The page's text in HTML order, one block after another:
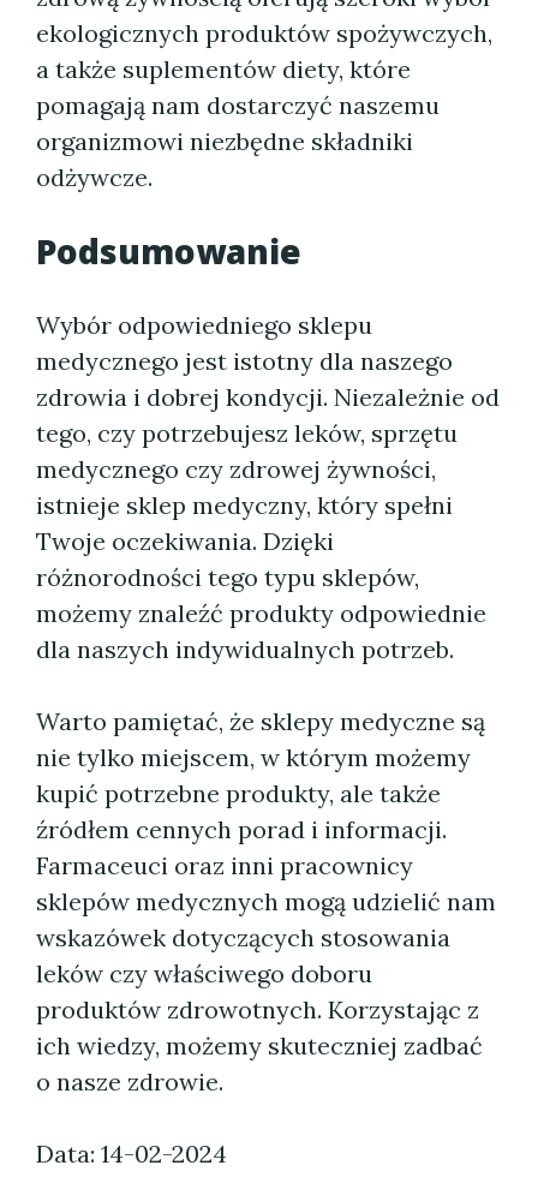
ekologicznych produktów spożywczych,
a także suplementów diety, które
pomagają nam dostarczyć naszemu
organizmowi niezbędne składniki
odżywcze.
Podsumowanie
Wybór odpowiedniego sklepu
medycznego jest istotny dla naszego
zdrowia i dobrej kondycji. Niezależnie od
tego, czy potrzebujesz leków, sprzętu
medycznego czy zdrowej żywności,
istnieje sklep medyczny, który spełni
Twoje oczekiwania. Dzięki
różnorodności tego typu sklepów,
możemy znaleźć produkty odpowiednie
dla naszych indywidualnych potrzeb.
Warto pamiętać, że sklepy medyczne są
nie tylko miejscem, w którym możemy
kupić potrzebne produkty, ale także
źródłem cennych porad i informacji.
Farmaceuci oraz inni pracownicy
sklepów medycznych mogą udzielić nam
wskazówek dotyczących stosowania
leków czy właściwego doboru
produktów zdrowotnych. Korzystając z
ich wiedzy, możemy skuteczniej zadbać
o nasze zdrowie.
Data: 14-02-2024